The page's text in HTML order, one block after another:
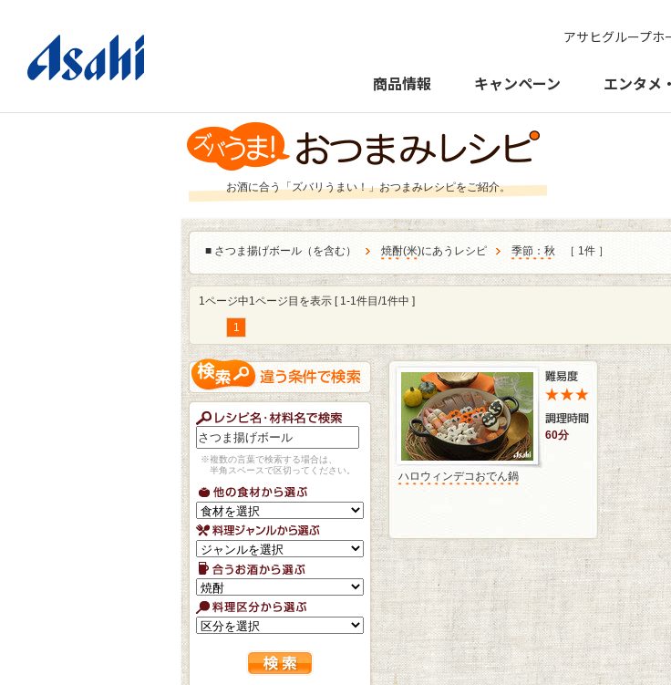
アサヒグループホ
商品情報 キャンペーン エンタメ
お酒に合う「ズバリうまい！」おつまみレシピをご紹介。
■ さつま揚げボール（を含む） 焼酎(米)にあうレシピ 季節：秋 ［ 1件 ］
1ページ中1ページ目を表示 [ 1-1件目/1件中 ]
1
※複数の言葉で検索する場合は、
半角スペースで区切ってください。
60分
ハロウィンデコおでん鍋